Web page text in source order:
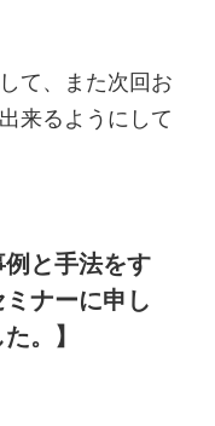
て、また次回お
来るようにして
と手法をす
ナーに申し
。】